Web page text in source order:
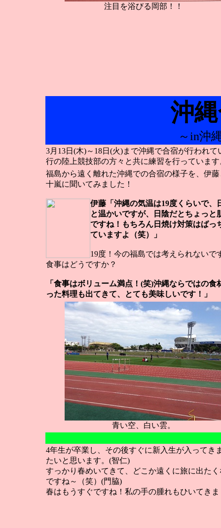
注目を浴びる岡部！！
沖
～in沖
3月13日(木)～18日(火)まで沖縄で合宿が行われ
行の陸上競技部の方々と共に練習を行っています
福島から遠く離れた沖縄での合宿の様子を、伊
十嵐に聞いてみました！
伊藤「沖縄の気温は19度くらいで、
と温かいですが、日陰だとちょっと
ですね！もちろん日焼け対策はばっ
ていますよ（笑）」
19度！今の福島では考えられないで
食事はどうですか？
「食事はボリューム満点！(笑)沖縄ならではの食
った料理も出てきて、とても美味しいです！」
青い空、白い雲。
4年生が卒業し、その後すぐに新入生が入って
たいと思います。(智仁)
すっかり春めいてきて、どこか遠くに旅に出た
ですね～（笑）(門脇)
春はもうすぐですね！私の手の腫れもひいてき